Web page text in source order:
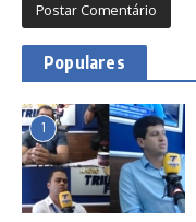
Populares
1